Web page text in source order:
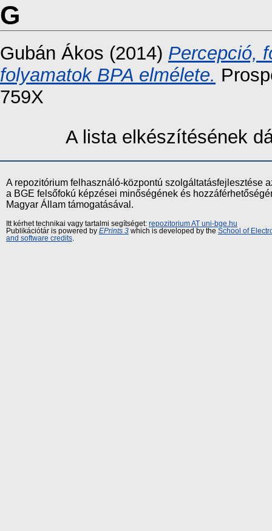
G
Gubán Ákos (2014) Percepció,
folyamatok BPA elmélete.
759X
A lista elkészítésének
A repozitórium felhasználó-központú szolgáltatásfejlesztése
a BGE felsőfokú képzései minőségének és
Magyar Állam támogatásával.
Itt kérhet technikai vagy tartalmi segítséget: repozitorium AT uni-bge.hu
Publikációtár is powered by EPrints 3 which is developed by the School of
and software credits